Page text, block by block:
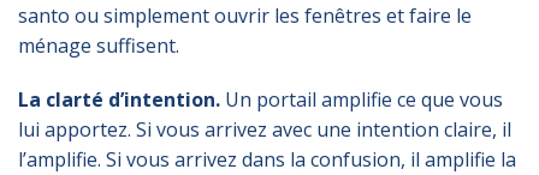
santo ou simplement ouvrir les fenêtres et faire le
ménage suffisent.
La clarté d’intention. Un portail amplifie ce que vous
lui apportez. Si vous arrivez avec une intention claire, il
l’amplifie. Si vous arrivez dans la confusion, il amplifie la